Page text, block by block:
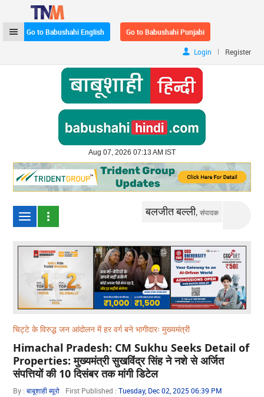
Go to Babushahi English Go to Babushahi Punjabi
Login | Register
Aug 07, 2026 07:13 AM IST
बलजीत बल्ली,संपादक
चिट्टे के विरुद्ध जन आंदोलन में हर वर्ग बने भागीदारः मुख्यमंत्री
Himachal Pradesh: CM Sukhu Seeks Detail of
Properties: मुख्यमंत्री सुखविंद्र सिंह ने नशे से अर्जित
संपत्तियों की 10 दिसंबर तक मांगी डिटेल
By :बाबूशाही ब्यूरो First Published :Tuesday, Dec 02, 2025 06:39 PM